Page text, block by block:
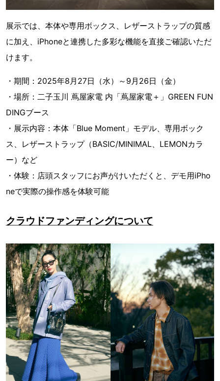
展示では、本体や専用ボックス、レザーストラップの質感
に加え、iPhoneと連携した多彩な機能を直接ご確認いただ
けます。
・期間：2025年8月27日（水）～9月26日（金）
・場所：二子玉川 蔦屋家電 内「蔦屋家電＋」GREEN FUN
DINGブース
・展示内容：本体「Blue Moment」モデル、専用ボック
ス、レザーストラップ（BASIC/MINIMAL、LEMONカラ
ー）など
・体験：店頭スタッフにお声がけいただくと、デモ用iPho
neで実際の操作感を体験可能
クラウドファンディングについて